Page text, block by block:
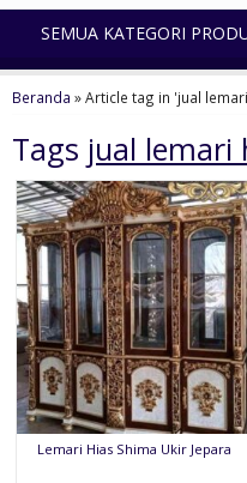
SEMUA KATEGORI
Beranda »Article tag in 'jual
Tags jual lemari
Lemari Hias Shima Ukir Jepara